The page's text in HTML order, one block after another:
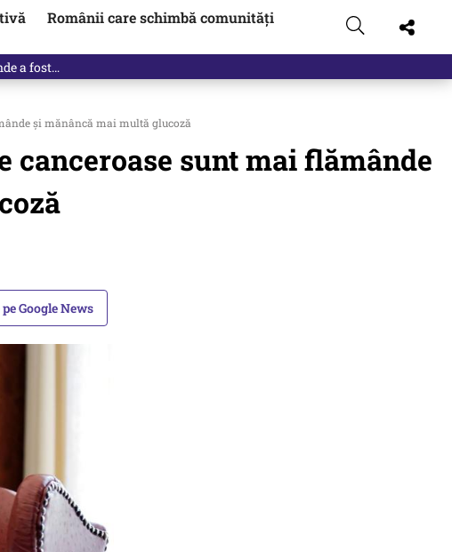
Românii care schimbă comunități
şi mănâncă mai multă glucoză
canceroase sunt mai flămânde
Google News